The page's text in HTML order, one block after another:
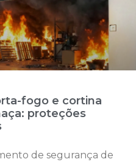
fogo e cortina
proteções
de segurança de